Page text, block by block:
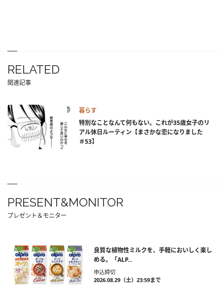
RELATED
関連記事
暮らす
特別なことなんて何もない。これが35歳女子のリ
アル休日ルーティン【まさかな恋になりました
＃53】
PRESENT&MONITOR
プレゼント＆モニター
良質な植物性ミルクを、手軽においしく楽し
める。「ALP...
申込締切
2026.08.29（土）23:59まで